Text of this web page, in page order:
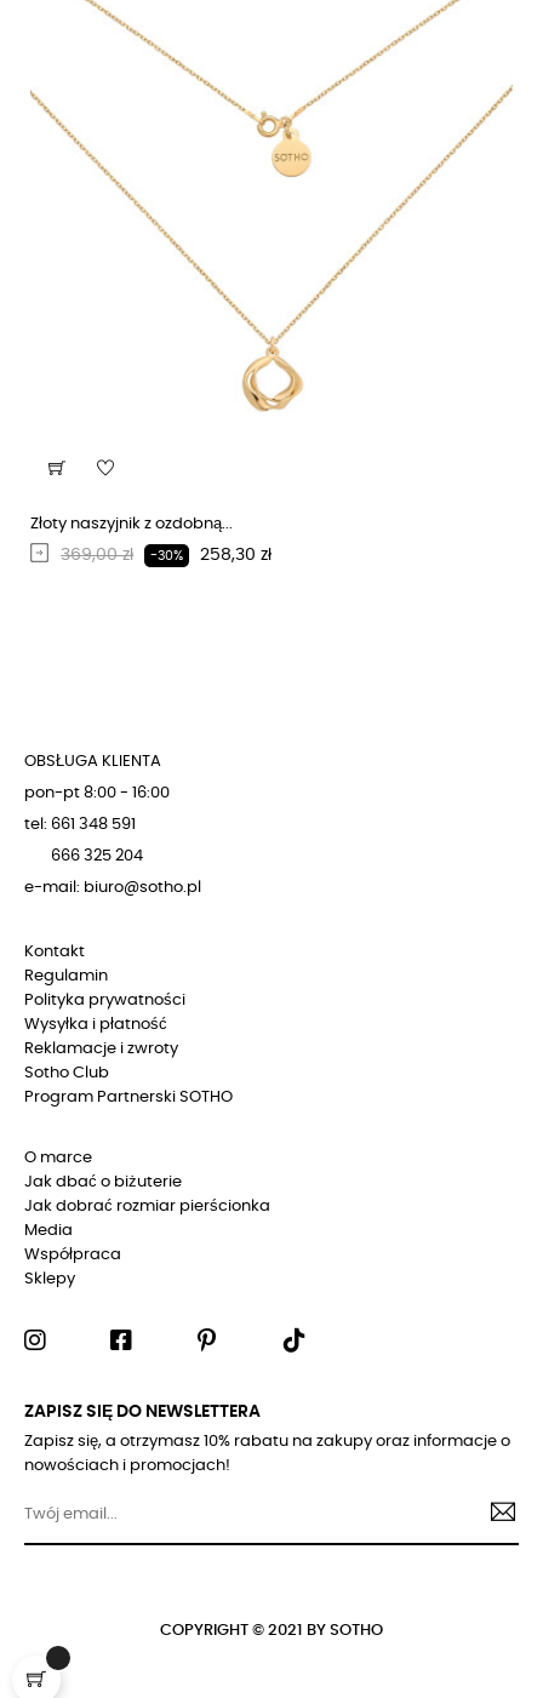
Złoty naszyjnik z ozdobną...
Regularna cena
369,00 zł -30% Cena
258,30 zł
OBSŁUGA KLIENTA
pon-pt 8:00 - 16:00
tel: 661 348 591
666 325 204
e-mail: biuro@sotho.pl
Kontakt
Regulamin
Polityka prywatności
Wysyłka i płatność
Reklamacje i zwroty
Sotho Club
Program Partnerski SOTHO
O marce
Jak dbać o biżuterie
Jak dobrać rozmiar pierścionka
Media
Współpraca
Sklepy
ZAPISZ SIĘ DO NEWSLETTERA
Zapisz się, a otrzymasz 10% rabatu na zakupy oraz informacje o
nowościach i promocjach!
COPYRIGHT © 2021 BY SOTHO